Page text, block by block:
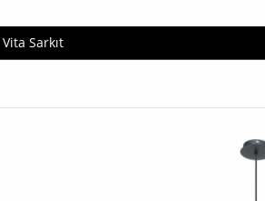
Vita Sarkıt